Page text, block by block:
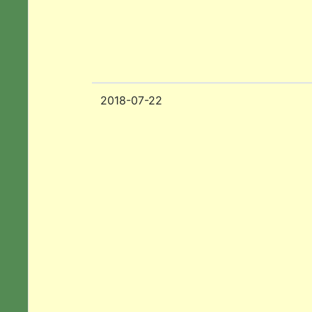
2018-07-22